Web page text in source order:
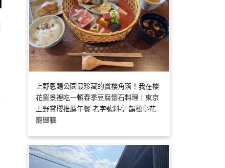
上野恩賜公園最珍藏的賞櫻角落！我在櫻
花窗景裡吃一頓春季豆腐懷石料理｜東京
上野賞櫻推薦午餐 老字號料亭 韻松亭花
籠御膳